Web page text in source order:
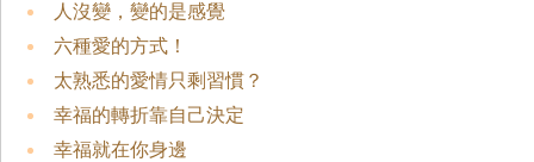
人沒變，變的是感覺
六種愛的方式！
太熟悉的愛情只剩習慣？
幸福的轉折靠自己決定
幸福就在你身邊